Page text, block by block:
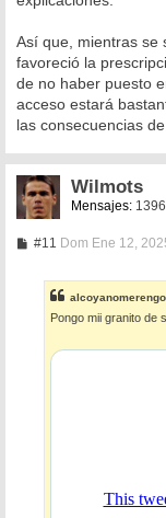
Así que, mientras se
favoreció la
de no haber puesto
acceso estará
las consecuencias
Wilmots
Mensajes:
#11 M
s
a
j
Dom Ene 12,
Pongo mii granito de